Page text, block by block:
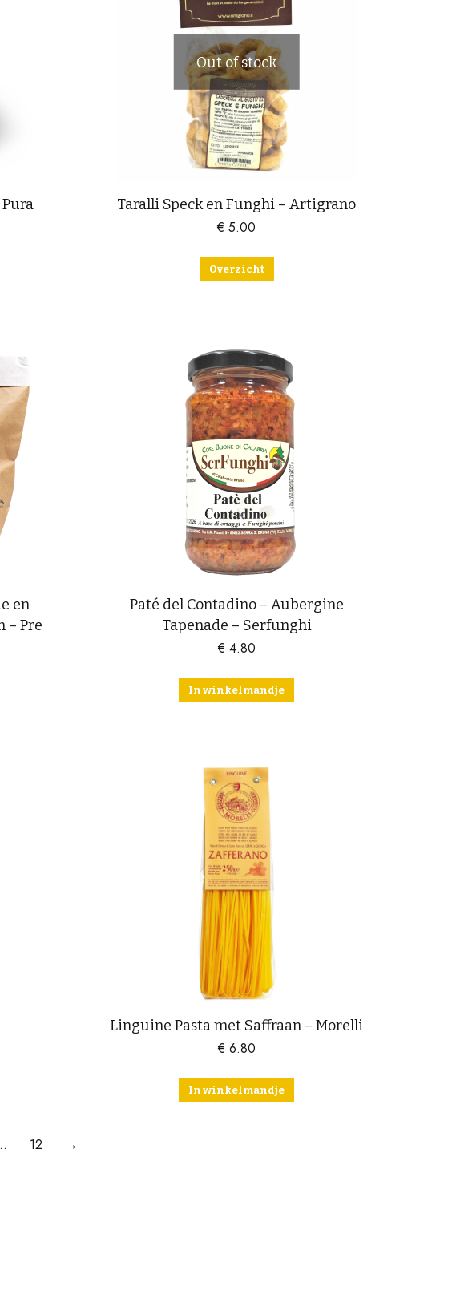
Out of stock
Taralli Speck en Funghi – Artigrano
€ 5.00
Overzicht
en
– Pre
Paté del Contadino – Aubergine
Tapenade – Serfunghi
€ 4.80
In winkelmandje
Linguine Pasta met Saffraan – Morelli
€ 6.80
In winkelmandje
12 →